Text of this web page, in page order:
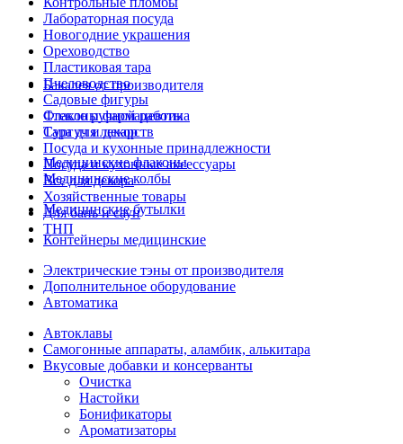
Лабораторная посуда
Новогодние украшения
Ореховодство
Пластиковая тара
Пчеловодство
Садовые фигуры
Стекло ручной работы
Сургуч и декор
Посуда и кухонные принадлежности
Посуда и кухонные аксессуары
Все для декора
Хозяйственные товары
Для бань и саун
ТНП
Бакалея от производителя
Флаконы фармацевтика
Тара для лекарств
Медицинские флаконы
Медицинские колбы
Медицинские бутылки
Контейнеры медицинские
Электрические тэны от производителя
Дополнительное оборудование
Автоматика
Автоклавы
Самогонные аппараты, аламбик, алькитара
Вкусовые добавки и консерванты
Очистка
Настойки
Бонификаторы
Ароматизаторы